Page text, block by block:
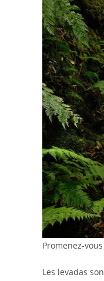
Promenez-
Les levadas